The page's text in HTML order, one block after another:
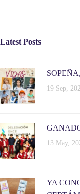
Latest Posts
19 Sep,
13 May,
YA